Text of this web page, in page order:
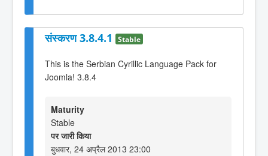
संस्करण 3.8.4.1 Stable
This is the Serbian Cyrillic Language Pack for
Joomla! 3.8.4
Maturity
Stable
पर जारी किया
बुधवार, 24 अप्रैल 2013 23:00